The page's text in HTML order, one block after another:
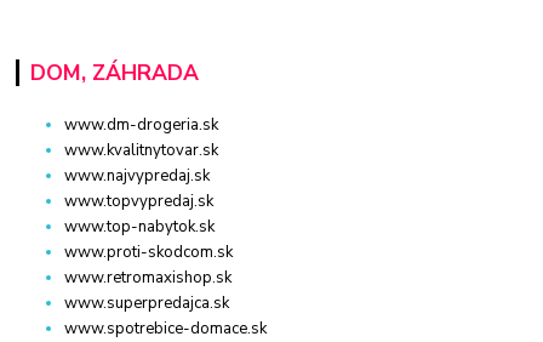
DOM, ZÁHRADA
www.dm-drogeria.sk
www.kvalitnytovar.sk
www.najvypredaj.sk
www.topvypredaj.sk
www.top-nabytok.sk
www.proti-skodcom.sk
www.retromaxishop.sk
www.superpredajca.sk
www.spotrebice-domace.sk